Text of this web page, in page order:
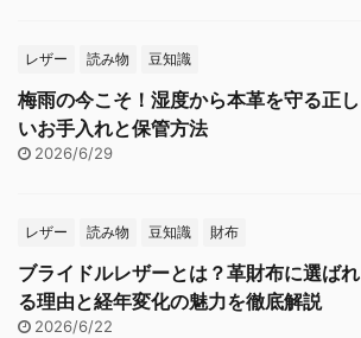
レザー 読み物 豆知識
梅雨の今こそ！湿度から本革を守る正し
いお手入れと保管方法
2026/6/29
レザー 読み物 豆知識 財布
ブライドルレザーとは？革財布に選ばれ
る理由と経年変化の魅力を徹底解説
2026/6/22